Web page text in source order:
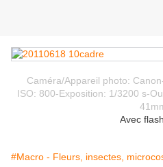
Caméra/Appareil photo:
ISO: 800-Exposition: 1/3200 s-
Avec
#Macro - Fleurs, insectes,